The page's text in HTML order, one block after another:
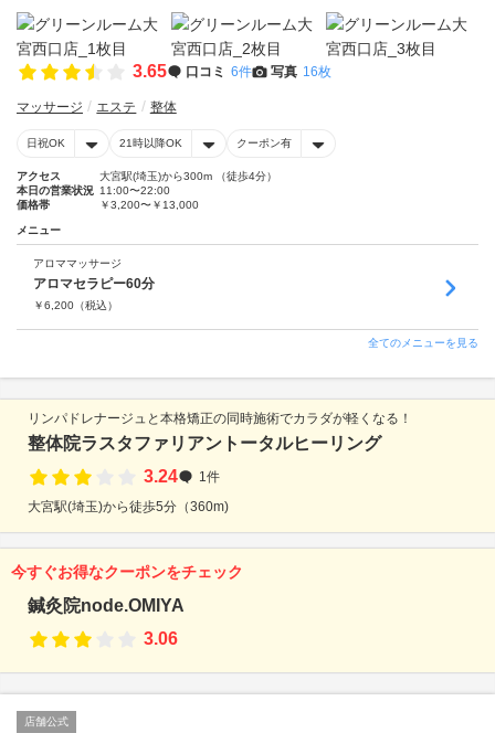
3.65 口コミ 6件 写真 16枚
マッサージ エステ 整体
日祝OK 21時以降OK クーポン有
アクセス
大宮駅(埼玉)から300m （徒歩4分）
本日の営業状況 11:00〜22:00
価格帯
￥3,200〜￥13,000
メニュー
アロママッサージ
アロマセラピー60分
￥6,200 （税込）
全てのメニューを見る
リンパドレナージュと本格矯正の同時施術でカラダが軽くなる！
整体院ラスタファリアントータルヒーリング
3.24
1件
大宮駅(埼玉)から徒歩5分（360m)
今すぐお得なクーポンをチェック
鍼灸院node.OMIYA
3.06
店舗公式